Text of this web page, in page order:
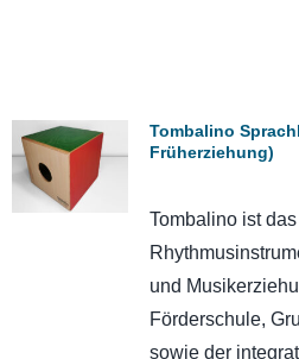
Tombalino
Früherziehung)
Tombalino ist
und
Förderschule,
sowie der